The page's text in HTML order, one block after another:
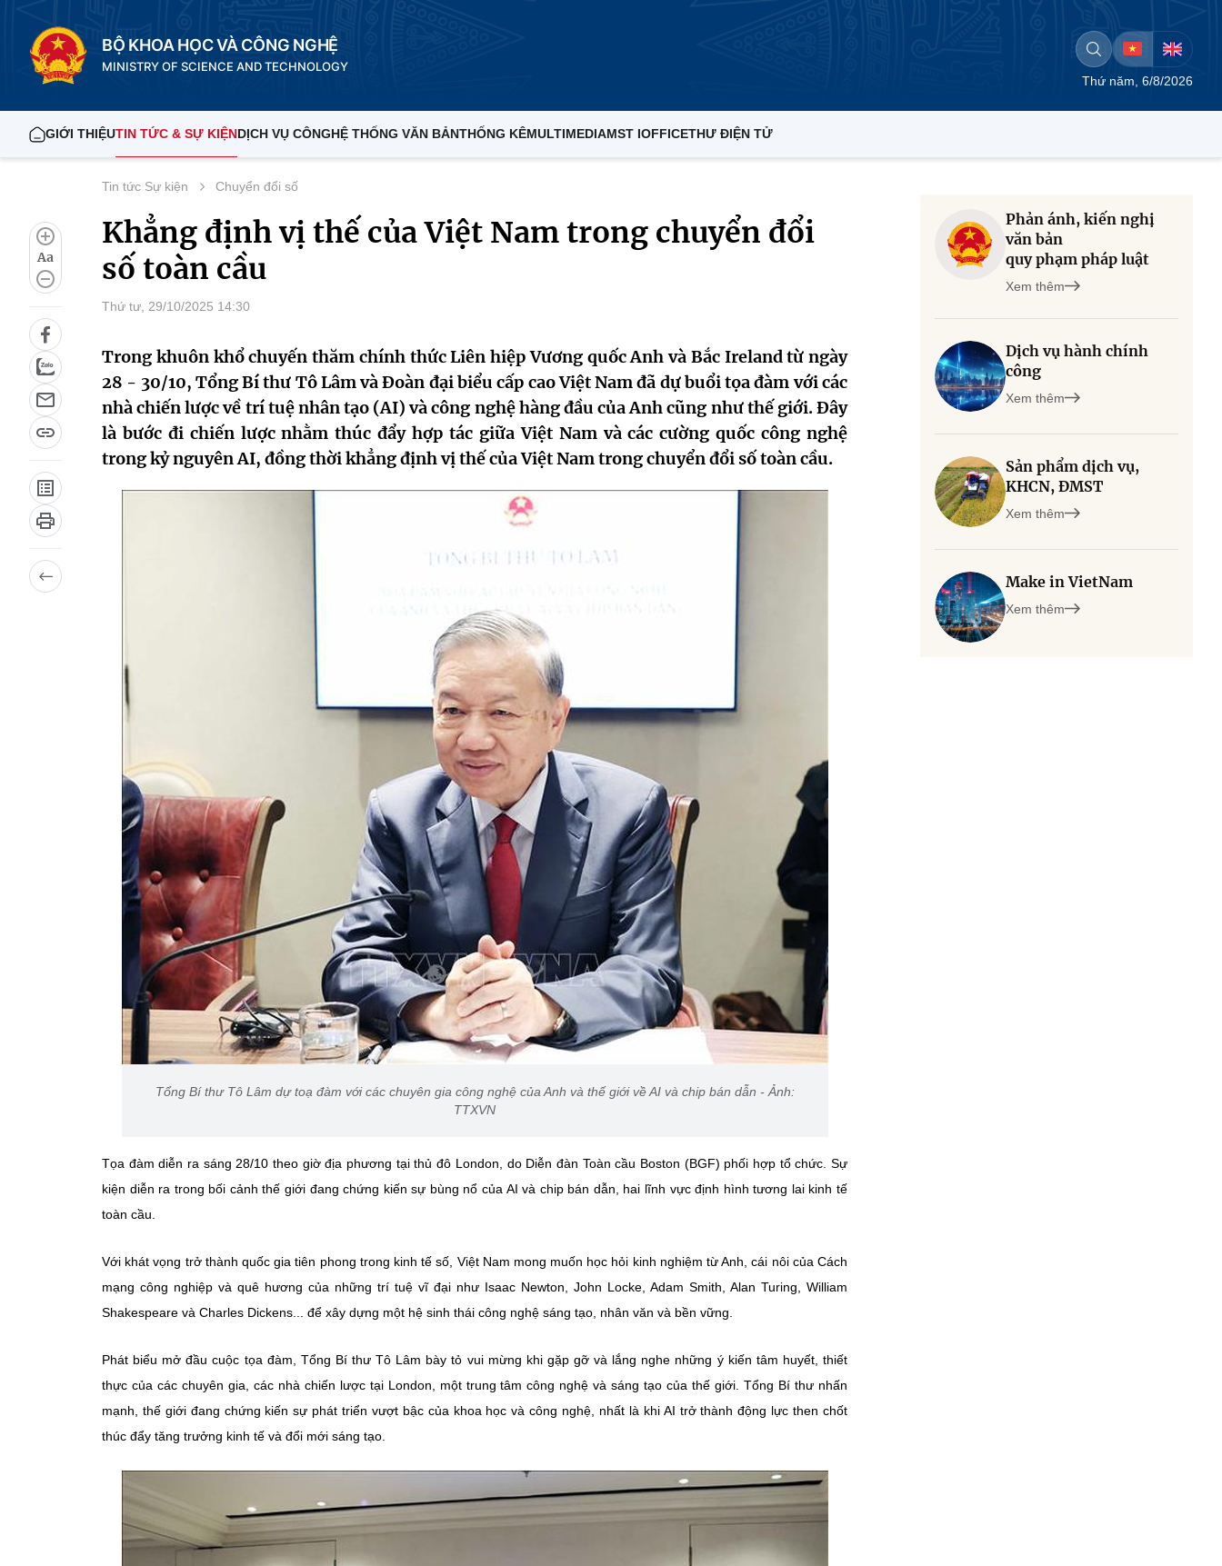
BỘ KHOA HỌC VÀ CÔNG NGHỆ
MINISTRY OF SCIENCE AND TECHNOLOGY
Thứ năm, 6/8/2026
GIỚI THIỆUTIN TỨC & SỰ KIỆNDỊCH VỤ CÔNGHỆ THỐNG VĂN BẢNTHỐNG KÊMULTIMEDIAMST IOFFICETHƯ ĐIỆN TỬ
Aa
Tin tức Sự kiện Chuyển đổi số
Khẳng định vị thế của Việt Nam trong chuyển đổi
số toàn cầu
Thứ tư, 29/10/2025 14:30
Trong khuôn khổ chuyến thăm chính thức Liên hiệp Vương quốc Anh và Bắc Ireland từ ngày
28 - 30/10, Tổng Bí thư Tô Lâm và Đoàn đại biểu cấp cao Việt Nam đã dự buổi tọa đàm với các
nhà chiến lược về trí tuệ nhân tạo (AI) và công nghệ hàng đầu của Anh cũng như thế giới. Đây
là bước đi chiến lược nhằm thúc đẩy hợp tác giữa Việt Nam và các cường quốc công nghệ
trong kỷ nguyên AI, đồng thời khẳng định vị thế của Việt Nam trong chuyển đổi số toàn cầu.
Tổng Bí thư Tô Lâm dự toạ đàm với các chuyên gia công nghệ của Anh và thế giới về AI và chip bán dẫn - Ảnh:
TTXVN
Tọa đàm diễn ra sáng 28/10 theo giờ địa phương tại thủ đô London, do Diễn đàn Toàn cầu Boston (BGF) phối hợp tổ chức. Sự
kiện diễn ra trong bối cảnh thế giới đang chứng kiến sự bùng nổ của AI và chip bán dẫn, hai lĩnh vực định hình tương lai kinh tế
toàn cầu.
Với khát vọng trở thành quốc gia tiên phong trong kinh tế số, Việt Nam mong muốn học hỏi kinh nghiệm từ Anh, cái nôi của Cách
mạng công nghiệp và quê hương của những trí tuệ vĩ đại như Isaac Newton, John Locke, Adam Smith, Alan Turing, William
Shakespeare và Charles Dickens... để xây dựng một hệ sinh thái công nghệ sáng tạo, nhân văn và bền vững.
Phát biểu mở đầu cuộc tọa đàm, Tổng Bí thư Tô Lâm bày tỏ vui mừng khi gặp gỡ và lắng nghe những ý kiến tâm huyết, thiết
thực của các chuyên gia, các nhà chiến lược tại London, một trung tâm công nghệ và sáng tạo của thế giới. Tổng Bí thư nhấn
mạnh, thế giới đang chứng kiến sự phát triển vượt bậc của khoa học và công nghệ, nhất là khi AI trở thành động lực then chốt
thúc đẩy tăng trưởng kinh tế và đổi mới sáng tạo.
Phản ánh, kiến nghị
văn bản
quy phạm pháp luật
Xem thêm
Dịch vụ hành chính
công
Xem thêm
Sản phẩm dịch vụ,
KHCN, ĐMST
Xem thêm
Make in VietNam
Xem thêm